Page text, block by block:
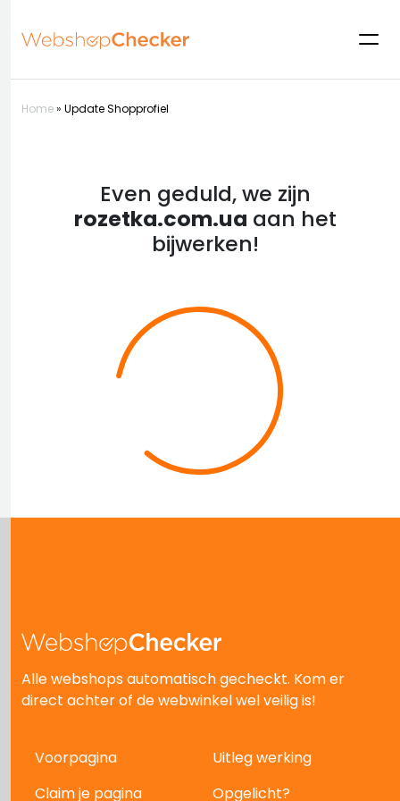
Home» Update Shopprofiel
Even geduld, we zijn
rozetka.com.ua aan het
bijwerken!
Alle webshops automatisch gecheckt. Kom er
direct achter of de webwinkel wel veilig is!
Voorpagina
Uitleg werking
Claim je pagina
Opgelicht?